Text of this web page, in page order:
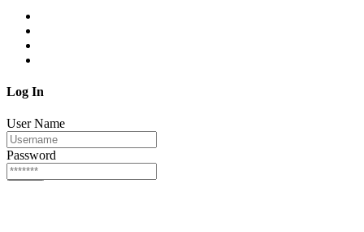
Log In
User Name
Password